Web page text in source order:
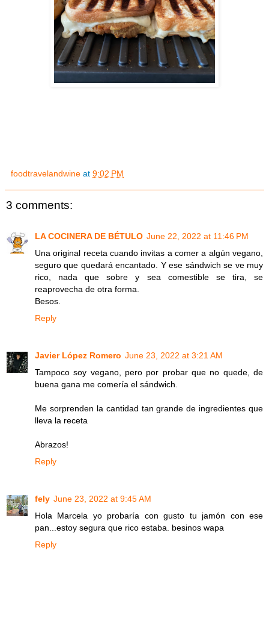
foodtravelandwine at 9:02 PM
3 comments:
LA COCINERA DE BÉTULO June 22, 2022 at 11:46 PM
Una original receta cuando invitas a comer a algún vegano,
seguro que quedará encantado. Y ese sándwich se ve muy
rico, nada que sobre y sea comestible se tira, se
reaprovecha de otra forma.
Besos.
Reply
Javier López Romero June 23, 2022 at 3:21 AM
Tampoco soy vegano, pero por probar que no quede, de
buena gana me comería el sándwich.
Me sorprenden la cantidad tan grande de ingredientes que
lleva la receta
Abrazos!
Reply
fely June 23, 2022 at 9:45 AM
Hola Marcela yo probaría con gusto tu jamón con ese
pan...estoy segura que rico estaba. besinos wapa
Reply